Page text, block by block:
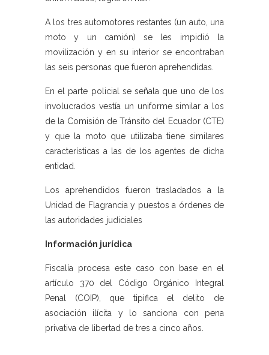
A los tres automotores restantes (un auto, una
moto y un camión) se les impidió la
movilización y en su interior se encontraban
las seis personas que fueron aprehendidas.
En el parte policial se señala que uno de los
involucrados vestía un uniforme similar a los
de la Comisión de Tránsito del Ecuador (CTE)
y que la moto que utilizaba tiene similares
características a las de los agentes de dicha
entidad.
Los aprehendidos fueron trasladados a la
Unidad de Flagrancia y puestos a órdenes de
las autoridades judiciales
Información jurídica
Fiscalía procesa este caso con base en el
artículo 370 del Código Orgánico Integral
Penal (COIP), que tipifica el delito de
asociación ilícita y lo sanciona con pena
privativa de libertad de tres a cinco años.